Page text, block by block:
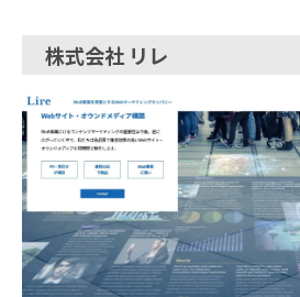
株式会社 リレ